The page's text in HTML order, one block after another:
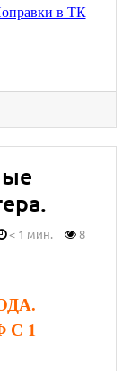
в ТК
< 1 мин. 8
С 1